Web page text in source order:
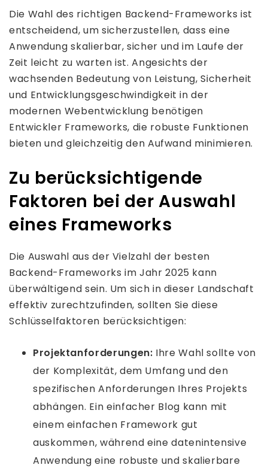
Die Wahl des richtigen Backend-Frameworks ist
entscheidend, um sicherzustellen, dass eine
Anwendung skalierbar, sicher und im Laufe der
Zeit leicht zu warten ist. Angesichts der
wachsenden Bedeutung von Leistung, Sicherheit
und Entwicklungsgeschwindigkeit in der
modernen Webentwicklung benötigen
Entwickler Frameworks, die robuste Funktionen
bieten und gleichzeitig den Aufwand minimieren.
Zu berücksichtigende
Faktoren bei der Auswahl
eines Frameworks
Die Auswahl aus der Vielzahl der besten
Backend-Frameworks im Jahr 2025 kann
überwältigend sein. Um sich in dieser Landschaft
effektiv zurechtzufinden, sollten Sie diese
Schlüsselfaktoren berücksichtigen:
Projektanforderungen: Ihre Wahl sollte von
der Komplexität, dem Umfang und den
spezifischen Anforderungen Ihres Projekts
abhängen. Ein einfacher Blog kann mit
einem einfachen Framework gut
auskommen, während eine datenintensive
Anwendung eine robuste und skalierbare